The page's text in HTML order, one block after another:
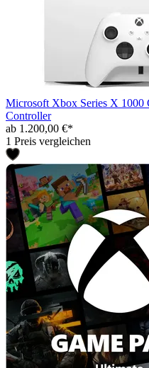
Microsoft Xbox Series X 1000
Controller
ab 1.200,00 €*
1 Preis vergleichen